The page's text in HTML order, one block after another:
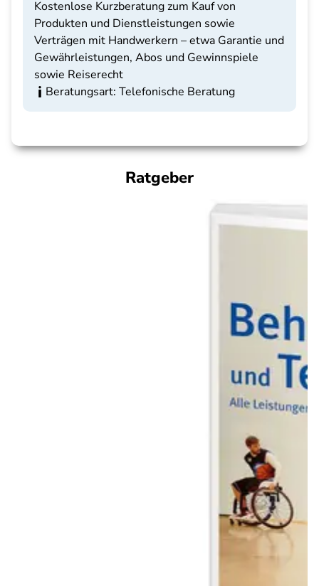
Kostenlose Kurzberatung zum Kauf von
Produkten und Dienstleistungen sowie
Verträgen mit Handwerkern – etwa Garantie und
Gewährleistungen, Abos und Gewinnspiele
sowie Reiserecht
Beratungsart: Telefonische Beratung
Ratgeber